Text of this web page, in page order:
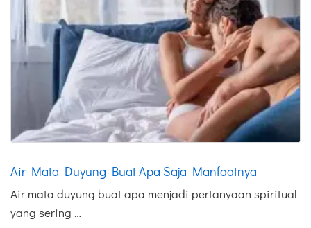
Air Mata Duyung Buat Apa Saja Manfaatnya
Air mata duyung buat apa menjadi pertanyaan spiritual
yang sering …